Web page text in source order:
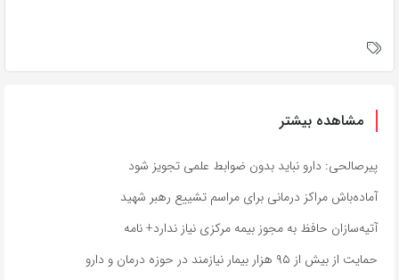
مشاهده بیشتر
پیرصالحی: دارو نباید بدون ضوابط علمی تجویز شود
آماده‌باش مراکز درمانی برای مراسم تشییع رهبر شهید
آتیه‌سازان حافظ به مجوز بیمه مرکزی نیاز ندارد+ نامه
حمایت از بیش از ۹۵ هزار بیمار نیازمند در حوزه درمان و دارو